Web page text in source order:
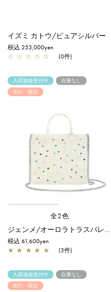
イズミ カトウ/ピュアシルバー
税込 253,000yen
☆ ☆ ☆ ☆ ☆ (0件)
入荷連絡受付中
在庫なし
先行・限定
全2色
ジェンメ/オーロラトラスパレンテ【一部店舗先行販売商品】
税込 61,600yen
★ ★ ★ ★ ★ (3件)
入荷連絡受付中
在庫なし
先行・限定